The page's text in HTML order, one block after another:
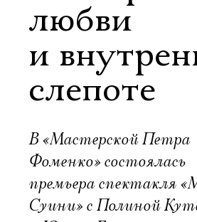
любви
и
слепоте
В «Мастерской Петра
Фоменко» состоялась
премьера спектакля
Суини» с Полиной